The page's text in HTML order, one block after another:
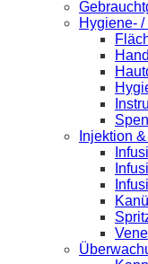
Hygiene-
Injektion